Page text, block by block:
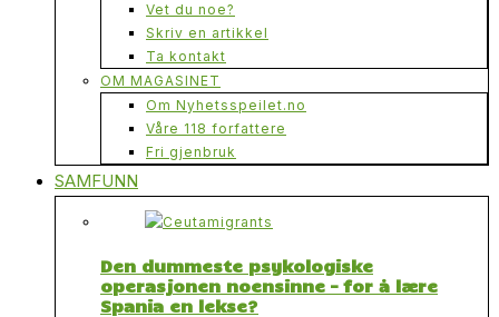
Vet du noe?
Skriv en artikkel
Ta kontakt
OM MAGASINET
Om Nyhetsspeilet.no
Våre 118 forfattere
Fri gjenbruk
SAMFUNN
Den dummeste psykologiske
operasjonen noensinne – for å lære
Spania en lekse?